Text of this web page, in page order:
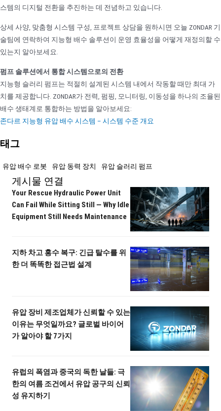
스템의 디지털 전환을 추진하는 데 전념하고 있습니다.
상세 사양, 맞춤형 시스템 구성, 프로젝트 상담을 원하시면 오늘 ZONDAR 기
술팀에 연락하여 지능형 배수 솔루션이 운영 효율성을 어떻게 재정의할 수
있는지 알아보세요.
펌프 솔루션에서 통합 시스템으로의 전환
지능형 슬러리 펌프는 적절히 설계된 시스템 내에서 작동할 때만 최대 가
치를 제공합니다. ZONDAR가 전력, 펌핑, 모니터링, 이동성을 하나의 조율된
배수 생태계로 통합하는 방법을 알아보세요:
존다르 지능형 유압 배수 시스템 – 시스템 수준 개요
태그
유압 배수 로봇 유압 동력 장치 유압 슬러리 펌프
게시물 연결
Your Rescue Hydraulic Power Unit
Can Fail While Sitting Still — Why Idle
Equipment Still Needs Maintenance
지하 차고 홍수 복구: 긴급 탈수를 위
한 더 똑똑한 접근법 설계
유압 장비 제조업체가 신뢰할 수 있는
이유는 무엇일까요? 글로벌 바이어
가 알아야 할 7가지
유럽의 폭염과 중국의 독한 날들: 극
한의 여름 조건에서 유압 공구의 신뢰
성 유지하기